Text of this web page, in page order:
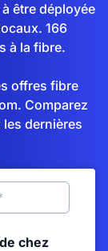
être déployée
166
à la fibre.
offres fibre
Comparez
dernières
chez